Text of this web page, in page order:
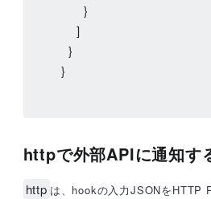
      }
    ]
  }
}
httpで外部APIに通知す
http は、hookの入力JSONをHTTP